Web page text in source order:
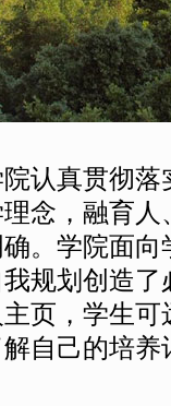
认真贯彻
念，融育
。学院面
规划创造
页，学生
自己的培